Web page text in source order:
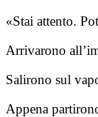
«Stai attento.
Arrivarono
Salirono sul
Appena